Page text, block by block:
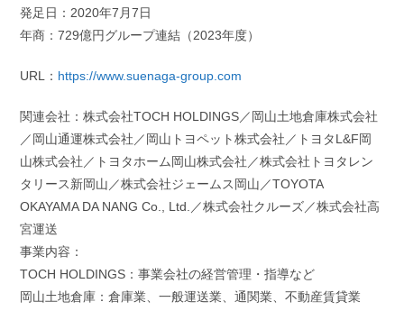
発足日：2020年7月7日
年商：729億円グループ連結（2023年度）
URL： https://www.suenaga-group.com
関連会社：株式会社TOCH HOLDINGS／岡山土地倉庫株式会社
／岡山通運株式会社／岡山トヨペット株式会社／トヨタL&F岡
山株式会社／トヨタホーム岡山株式会社／株式会社トヨタレン
タリース新岡山／株式会社ジェームス岡山／TOYOTA
OKAYAMA DA NANG Co., Ltd.／株式会社クルーズ／株式会社高
宮運送
事業内容：
TOCH HOLDINGS：事業会社の経営管理・指導など
岡山土地倉庫：倉庫業、一般運送業、通関業、不動産賃貸業